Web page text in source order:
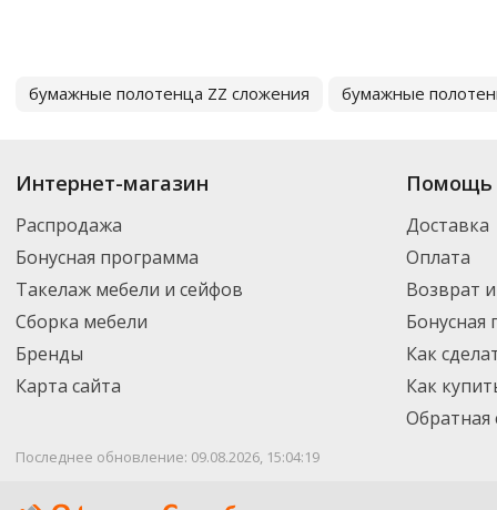
бумажные полотенца ZZ сложения бумажные
Интернет-магазин
Распродажа
Бонусная программа
Такелаж мебели и сейфов
Сборка мебели
Бренды
Карта сайта
Помощь
Доставка
Оплата
Возврат
Бонусная
Как
Как
Обратная
Последнее обновление: 09.08.2026, 15:04:19